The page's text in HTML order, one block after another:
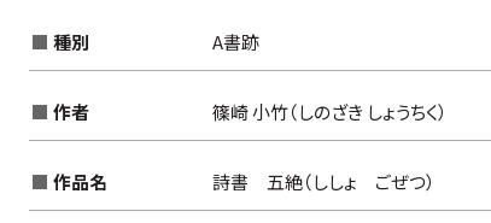
種別 A書跡
作者 篠崎 小竹（しのざき しょうちく）
作品名 詩書 五絶（ししょ ごぜつ）